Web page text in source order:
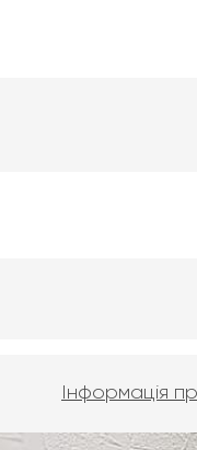
Інформація